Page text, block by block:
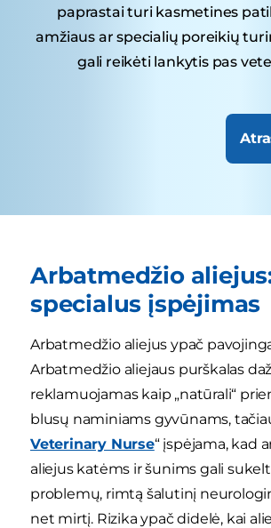
paprastai turi kasmetines
amžiaus ar specialių poreikių
gali reikėti lankytis pas
Arbatmedžio
specialus įspėjimas
Arbatmedžio aliejus ypač
Arbatmedžio aliejaus purškalas
reklamuojamas kaip „natūrali“
blusų naminiams gyvūnams,
Veterinary Nurse“ įspėjama, kad
aliejus katėms ir šunims gali
problemų, rimtą šalutinį
net mirtį. Rizika ypač didelė, kai